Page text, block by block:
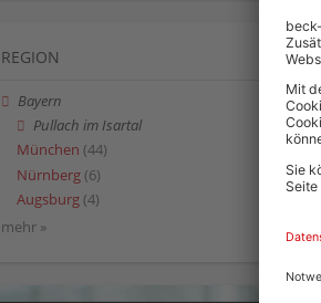
REGION
Bayern
Pullach im Isartal
München (44)
Nürnberg (6)
Augsburg (4)
mehr »